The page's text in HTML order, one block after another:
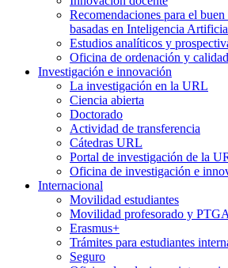
Recomendaciones para el
basadas en Inteligencia
Estudios analíticos y
Oficina de ordenación y
Investigación e innovación
La investigación en la URL
Ciencia abierta
Doctorado
Actividad de transferencia
Cátedras URL
Portal de investigación de la
Oficina de investigación e
Internacional
Movilidad estudiantes
Movilidad profesorado y
Erasmus+
Trámites para estudiantes
Seguro